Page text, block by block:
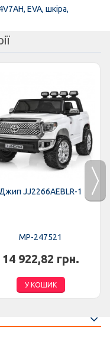
EVA, шкіра,
JJ2266AEBLR-1
MP-247521
14 922,82 грн.
У КОШИК